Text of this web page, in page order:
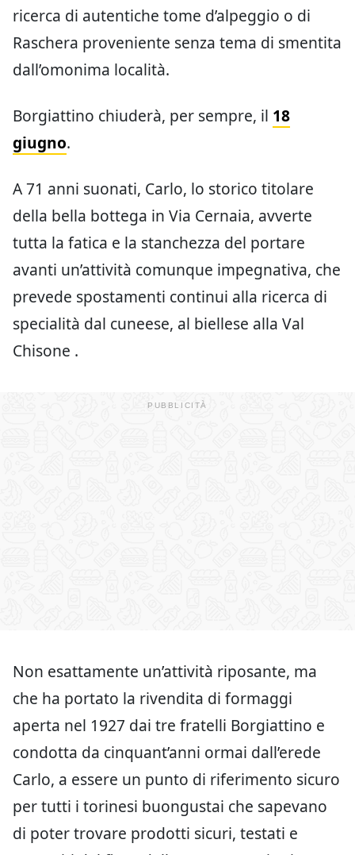
ricerca di autentiche tome d’alpeggio o di
Raschera proveniente senza tema di smentita
dall’omonima località.
Borgiattino chiuderà, per sempre, il 18
giugno.
A 71 anni suonati, Carlo, lo storico titolare
della bella bottega in Via Cernaia, avverte
tutta la fatica e la stanchezza del portare
avanti un’attività comunque impegnativa, che
prevede spostamenti continui alla ricerca di
specialità dal cuneese, al biellese alla Val
Chisone .
Non esattamente un’attività riposante, ma
che ha portato la rivendita di formaggi
aperta nel 1927 dai tre fratelli Borgiattino e
condotta da cinquant’anni ormai dall’erede
Carlo, a essere un punto di riferimento sicuro
per tutti i torinesi buongustai che sapevano
di poter trovare prodotti sicuri, testati e